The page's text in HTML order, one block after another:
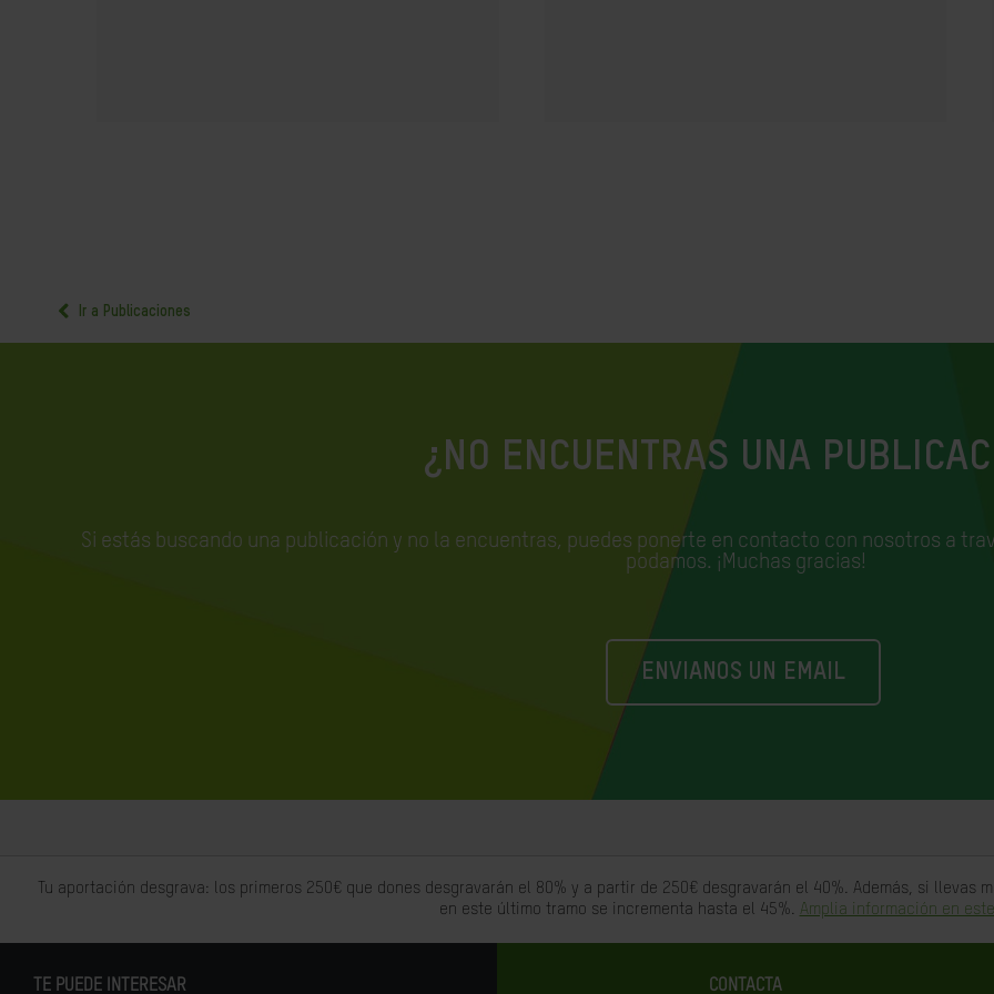
Ir a Publicaciones
¿NO ENCUENTRAS UNA
Si estás buscando una publicación y no la encuentras, puedes ponerte en contacto con nosotros a
podamos. ¡Muchas gracias!
ENVIANOS UN EMAIL
Tu aportación desgrava: los primeros 250€ que dones desgravarán el 80% y a partir de 250€ desgravarán el 40%. Además, si llevas
en este último tramo se incrementa hasta el 45%. Amplia información en
TE PUEDE INTERESAR CONTACTA